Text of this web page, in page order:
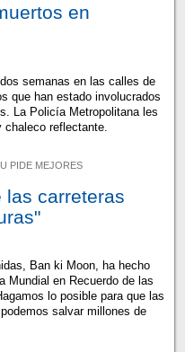
en
semanas en las calles de
que han estado involucrados
La Policía Metropolitana les
chaleco reflectante.
PIDE MEJORES
las carreteras
Ban ki Moon, ha hecho
Mundial en Recuerdo de las
lo posible para que las
salvar millones de